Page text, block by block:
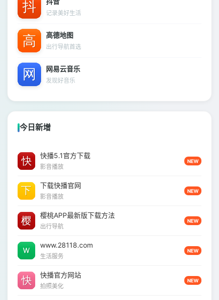
记录美好生活
高德地图
出行导航首选
网易云音乐
发现好音乐
今日新增
快播5.1官方下载
影音播放
NEW
下载快播官网
影音播放
NEW
樱桃APP最新版下载方法
出行导航
NEW
www.28118.com
生活服务
NEW
快播官方网站
拍照美化
NEW